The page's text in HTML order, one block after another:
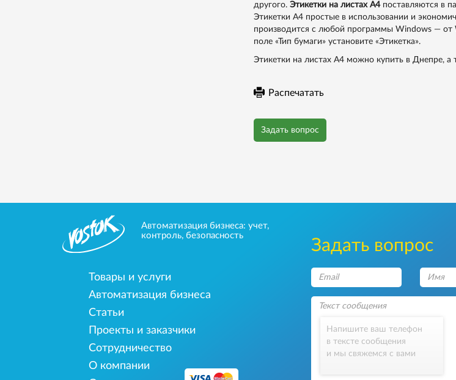
другого. Этикетки на листах А4поставляются в
Этикетки А4 простые в использовании и
производится с любой программы Windows — от
поле «Тип бумаги» установите «Этикетка».
Этикетки на листах А4 можно купить в Днепре, а
Распечатать
Задать вопрос
Автоматизация бизнеса: учет,
контроль, безопасность
Товары и услуги
Автоматизация бизнеса
Статьи
Проекты и заказчики
Сотрудничество
О компании
Задать вопрос
Напишите ваш телефон
в тексте сообщения
и мы свяжемся с вами